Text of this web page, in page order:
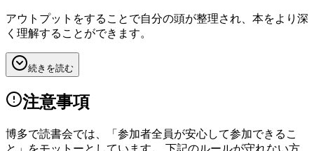
アウトプットをすることで自分の頭が整理され、本をより深
く理解することができます。
続きを読む
注意事項
博多で読書会では、「参加者全員が安心して参加できるこ